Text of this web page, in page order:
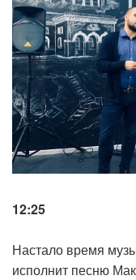
12:25
Настало время
исполнит песню